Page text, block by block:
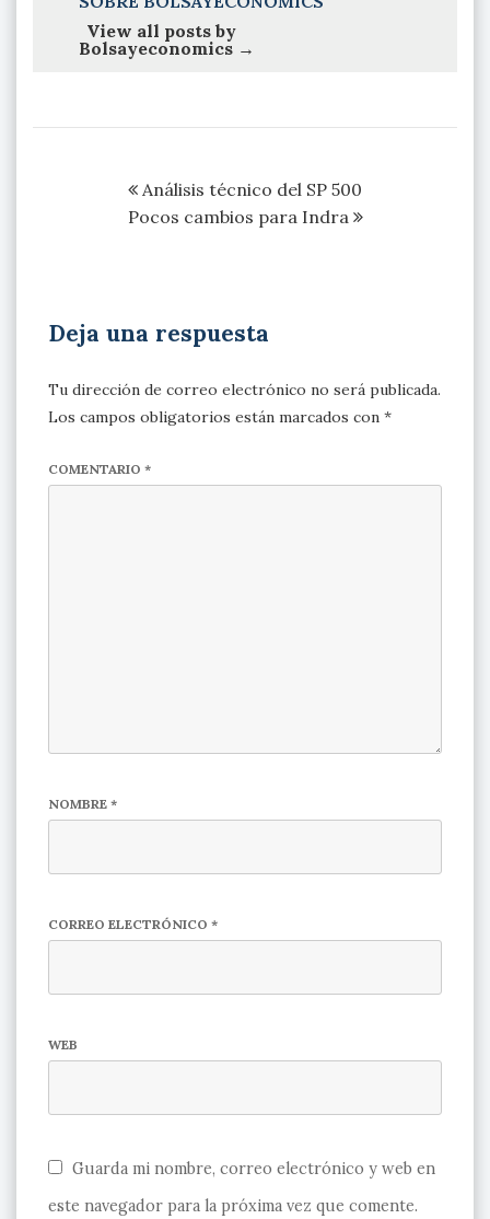
View all posts by
Bolsayeconomics →
NavegaciónAnálisis técnico del SP 500
Pocos cambios para Indra
Deja una respuesta
Tu dirección de correo electrónico no será publicada.
Los campos obligatorios están marcados con *
COMENTARIO *
NOMBRE *
CORREO ELECTRÓNICO *
WEB
Guarda mi nombre, correo electrónico y web en
este navegador para la próxima vez que comente.